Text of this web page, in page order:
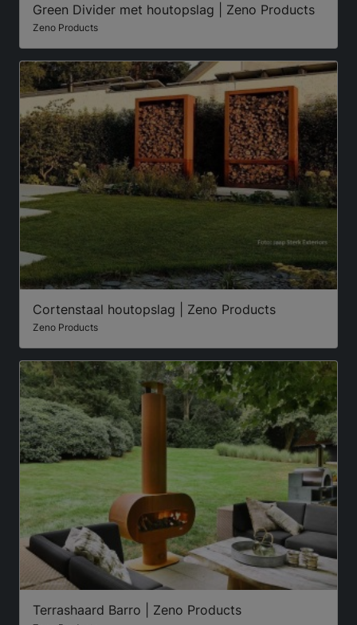
Green Divider met houtopslag | Zeno Products
Zeno Products
Cortenstaal houtopslag | Zeno Products
Zeno Products
Terrashaard Barro | Zeno Products